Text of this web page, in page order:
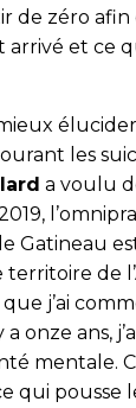
de zéro
et ce
les
a voulu
Gatineau
de
que j’ai
onze ans,
mentale.
qui pousse